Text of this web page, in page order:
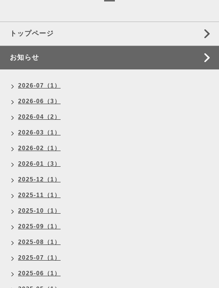
トップページ
お知らせ
2026-07（1）
2026-06（3）
2026-04（2）
2026-03（1）
2026-02（1）
2026-01（3）
2025-12（1）
2025-11（1）
2025-10（1）
2025-09（1）
2025-08（1）
2025-07（1）
2025-06（1）